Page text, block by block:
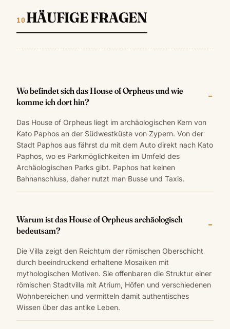
HÄUFIGE FRAGEN
Wo befindet sich das House of Orpheus und wie
komme ich dort hin?
Das House of Orpheus liegt im archäologischen Kern von
Kato Paphos an der Südwestküste von Zypern. Von der
Stadt Paphos aus fährst du mit dem Auto direkt nach Kato
Paphos, wo es Parkmöglichkeiten im Umfeld des
Archäologischen Parks gibt. Paphos hat keinen
Bahnanschluss, daher nutzt man Busse und Taxis.
Warum ist das House of Orpheus archäologisch
bedeutsam?
Die Villa zeigt den Reichtum der römischen Oberschicht
durch beeindruckend erhaltene Mosaiken mit
mythologischen Motiven. Sie offenbaren die Struktur einer
römischen Stadtvilla mit Atrium, Höfen und verschiedenen
Wohnbereichen und vermitteln damit authentisches
Wissen über das antike Leben.